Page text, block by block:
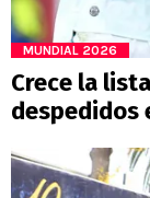
MUNDIAL 2026
Crece la
despedidos